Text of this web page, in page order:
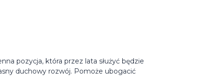
pozycja, która przez lata służyć będzie
duchowy rozwój. Pomoże ubogacić